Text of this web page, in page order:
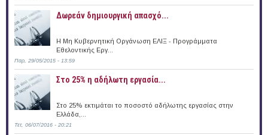
Δωρεάν δημιουργική απασχό...
Η Μη Κυβερνητική Οργάνωση ΕΛΙΞ - Προγράμματα
Εθελοντικής Εργ...
Παρ, 29/05/2015 - 13:59
Στο 25% η αδήλωτη εργασία...
Στο 25% εκτιμάται το ποσοστό αδήλωτης εργασίας στην
Ελλάδα,...
Τετ, 06/07/2016 - 20:21